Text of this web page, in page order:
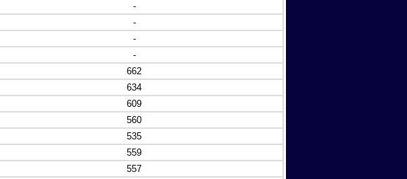
-
-
-
-
662
634
609
560
535
559
557